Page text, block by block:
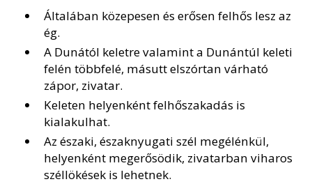
Általában közepesen és erősen felhős lesz az
ég.
A Dunától keletre valamint a Dunántúl keleti
felén többfelé, másutt elszórtan várható
zápor, zivatar.
Keleten helyenként felhőszakadás is
kialakulhat.
Az északi, északnyugati szél megélénkül,
helyenként megerősödik, zivatarban viharos
széllökések is lehetnek.